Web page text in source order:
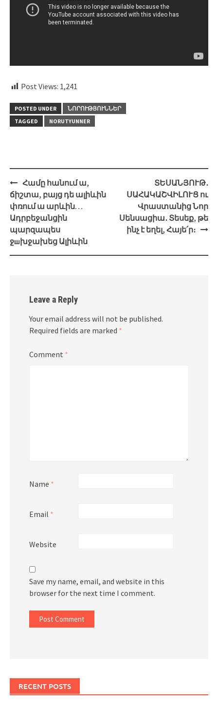
Post Views: 1,241
POSTED UNDER
ՆՈՐՈՒԹՅՈՒՆՆԵՐ
TAGGED
NORUTYUNNER
Post
navigation
Համը հանում ա,
ճիշտա, բայց դե ալիևին
փռում ա արևին…
Ադրբեջանցին
պարզապես
ջшխջախեց Ալիևին
ՏԵՍԱՆՅՈՒԹ․
ՍԱՀԱԿԱՇՎԻԼՈՒՑ ու
Վրաստանից Նոր
Սենսացիա․ Տեսեք, թե
ինչ է եղել, Հայե՛ր։
Leave a Reply
Your email address will not be published.
Required fields are marked *
Comment *
Name *
Email *
Website
Save my name, email, and website in this
browser for the next time I comment.
RECENT POSTS